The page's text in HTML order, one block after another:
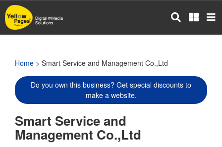
Skip
to
main
Home > Smart Service and Management Co.,Ltd
Do you own this business? Get special discounts to
make a website.
Smart Service and
Management Co.,Ltd